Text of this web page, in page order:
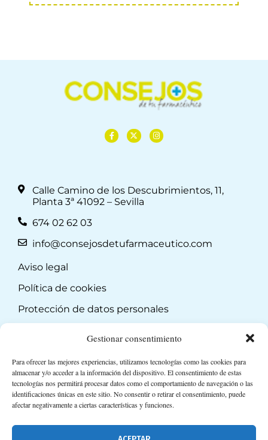
Gestionar consentimiento
Para ofrecer las mejores experiencias, utilizamos tecnologías como las cookies para
almacenar y/o acceder a la información del dispositivo. El consentimiento de estas
tecnologías nos permitirá procesar datos como el comportamiento de navegación o las
identificaciones únicas en este sitio. No consentir o retirar el consentimiento, puede
afectar negativamente a ciertas características y funciones.
Calle Camino de los Descubrimientos, 11,
Planta 3ª 41092 – Sevilla
674 02 62 03
info@consejosdetufarmaceutico.com
Aviso legal
Política de cookies
Protección de datos personales